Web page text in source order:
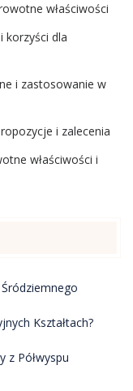
właściwości
korzyści dla
i zastosowanie w
i zalecenia
właściwości i
Kształtach?
z Półwyspu